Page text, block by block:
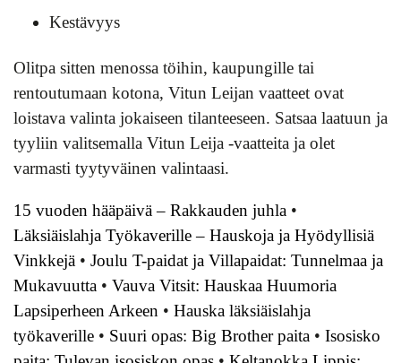
Kestävyys
Olitpa sitten menossa töihin, kaupungille tai
rentoutumaan kotona, Vitun Leijan vaatteet ovat
loistava valinta jokaiseen tilanteeseen. Satsaa laatuun ja
tyyliin valitsemalla Vitun Leija -vaatteita ja olet
varmasti tyytyväinen valintaasi.
15 vuoden hääpäivä – Rakkauden juhla •
Läksiäislahja Työkaverille – Hauskoja ja Hyödyllisiä
Vinkkejä • Joulu T-paidat ja Villapaidat: Tunnelmaa ja
Mukavuutta • Vauva Vitsit: Hauskaa Huumoria
Lapsiperheen Arkeen • Hauska läksiäislahja
työkaverille • Suuri opas: Big Brother paita • Isosisko